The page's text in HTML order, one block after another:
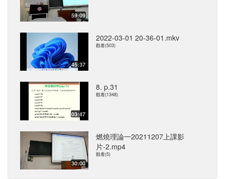
59:09
45:37
2022-03-01 20-36-01.mkv
觀看(503)
03:47
8. p.31
觀看(1348)
30:00
燃燒理論一20211207上課影
片-2.mp4
觀看(5)